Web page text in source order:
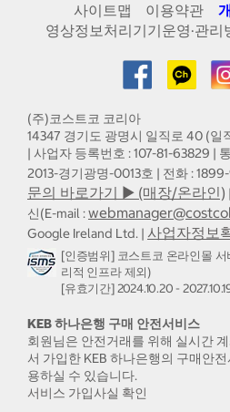
사이트맵 이용약관
영상정보처리기기운영·관리
(주)코스트코 코리아
14347 경기도 광명시 일직로 40 (일
| 사업자 등록번호 : 107-81-63829 |
2013-경기광명-0013호 | 전화 :
문의 바로가기 ▶ (매장/온라인)
신(E-mail :
Google Ireland Ltd. | 사업자정보
[인증범위] 코스트코 온라인몰
리적 인프라 제외)
[유효기간] 2024.10.20 -
KEB 하나은행 구매 안전서비스
회원님은 안전거래를 위해 실시간
서 가입한 KEB 하나은행의 구매안
용하실 수 있습니다.
서비스 가입사실 확인